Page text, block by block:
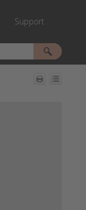
Support